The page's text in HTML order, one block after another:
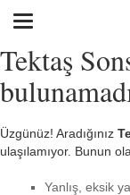
Tektaş
Üzgünüz! Aradığınız
ulaşılamıyor. Bunun
Yanlış, eksik